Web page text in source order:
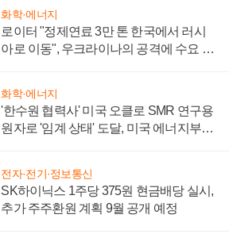
화학·에너지
로이터 "정제연료 3만 톤 한국에서 러시
아로 이동", 우크라이나의 공격에 수요 늘
화학·에너지
'한수원 협력사' 미국 오클로 SMR 연구용
원자로 '임계 상태' 도달, 미국 에너지부
전자·전기·정보통신
SK하이닉스 1주당 375원 현금배당 실시,
추가 주주환원 계획 9월 공개 예정